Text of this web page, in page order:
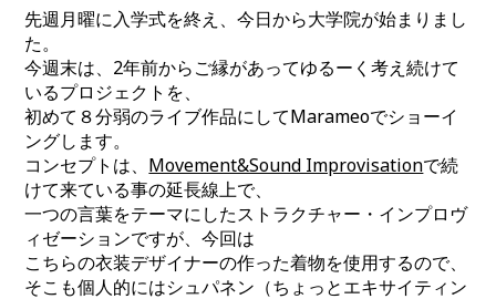
先週月曜に入学式を終え、今日から大学院が始まりまし
た。
今週末は、2年前からご縁があってゆるーく考え続けて
いるプロジェクトを、
初めて８分弱のライブ作品にしてMarameoでショーイ
ングします。
コンセプトは、 Movement&Sound Improvisationで続
けて来ている事の延長線上で、
一つの言葉をテーマにしたストラクチャー・インプロヴ
ィゼーションですが、今回は
こちらの衣装デザイナーの作った着物を使用するので、
そこも個人的にはシュパネン（ちょっとエキサイティン